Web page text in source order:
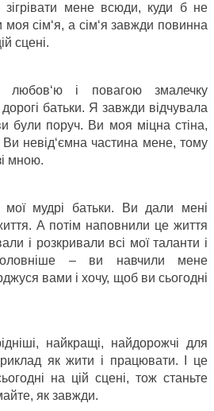
мене всюди, куди б не
сім‘я, а сім‘я завжди повинна
сцені.
любов‘ю і повагою змалечку
батьки. Я завжди відчувала
були поруч. Ви моя міцна стіна,
невід‘ємна частина мене, тому
мною.
мої мудрі батьки. Ви дали мені
А потім наповнили це життя
і розкривали всі мої таланти і
– ви навчили мене
вами і хочу, щоб ви сьогодні
найкращі, найдорожчі для
як жити і працювати. І це
на цій сцені, тож станьте
як завжди.